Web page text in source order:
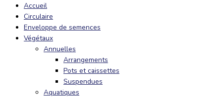
Accueil
Circulaire
Enveloppe de semences
Végétaux
Annuelles
Arrangements
Pots et caissettes
Suspendues
Aquatiques